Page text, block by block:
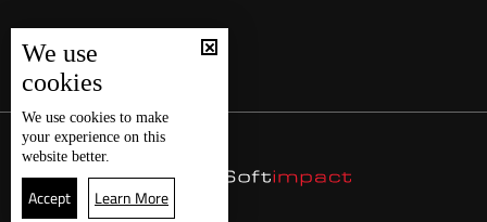
We use
cookies
We use cookies to make
your experience on this
website better.
Accept Learn More